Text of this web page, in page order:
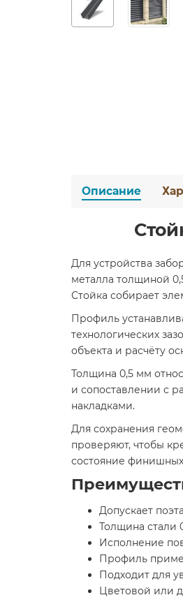
Описание
Для устройства
металла толщиной
Стойка собирает
Профиль
технологических
объекта и расчёту
Толщина 0,5 мм
и сопоставлении с
накладками.
Для сохранения
проверяют, чтобы
состояние
Допускает
Толщина стали
Исполнение
Профиль
Подходит для
Цветовой или